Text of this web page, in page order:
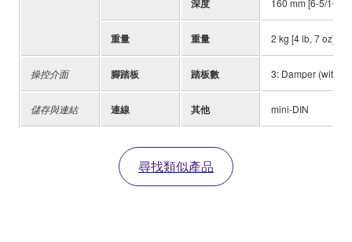
深度
重量 重量 2 kg [4 lb, 7 oz]
操控介面 腳踏板 踏板數 3: Damper (with
儲存與連結 連線 其他 mini-DIN
尋找類似產品